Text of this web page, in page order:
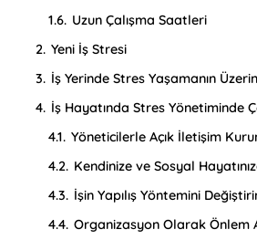
1.6. Uzun Çalışma Saatleri
2. Yeni İş Stresi
3. İş Yerinde Stres Yaşamanın
4. İş Hayatında Stres Yönetiminde
4.1. Yöneticilerle Açık İletişim
4.2. Kendinize ve Sosyal
4.3. İşin Yapılış Yöntemini
4.4. Organizasyon Olarak Önlem